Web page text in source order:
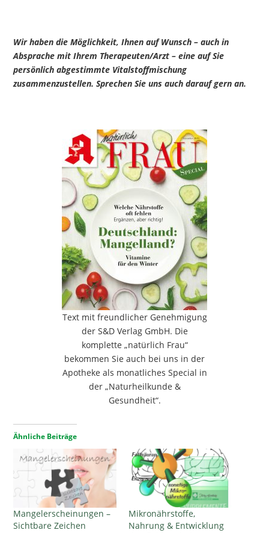
Wir haben die Möglichkeit, Ihnen auf Wunsch – auch in
Absprache mit Ihrem Therapeuten/Arzt – eine auf Sie
persönlich abgestimmte Vitalstoffmischung
zusammenzustellen. Sprechen Sie uns auch darauf gern an.
Text mit freundlicher Genehmigung
der S&D Verlag GmbH. Die
komplette „natürlich Frau“
bekommen Sie auch bei uns in der
Apotheke als monatliches Special in
der „Naturheilkunde &
Gesundheit“.
Ähnliche Beiträge
Mangelerscheinungen –
Sichtbare Zeichen
Mikronährstoffe,
Nahrung & Entwicklung